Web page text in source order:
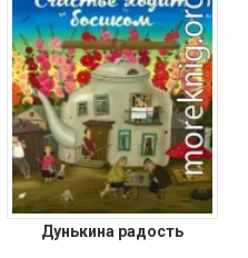
Дунькина радость